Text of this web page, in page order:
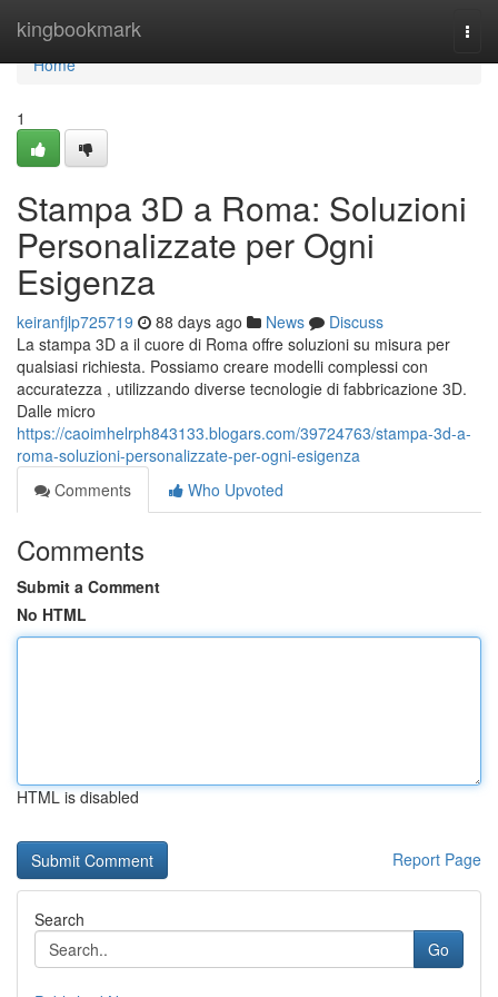
kingbookmark
Home
Home
1
Stampa 3D a Roma: Soluzioni
Personalizzate per Ogni
Esigenza
keiranfjlp725719 88 days ago News
Discuss
La stampa 3D a il cuore di Roma offre soluzioni su misura per
qualsiasi richiesta. Possiamo creare modelli complessi con
accuratezza , utilizzando diverse tecnologie di fabbricazione 3D.
Dalle micro
https://caoimhelrph843133.blogars.com/39724763/stampa-3d-a-
roma-soluzioni-personalizzate-per-ogni-esigenza
Comments
Who Upvoted
Comments
Submit a Comment
No HTML
HTML is disabled
Report Page
Search
Go